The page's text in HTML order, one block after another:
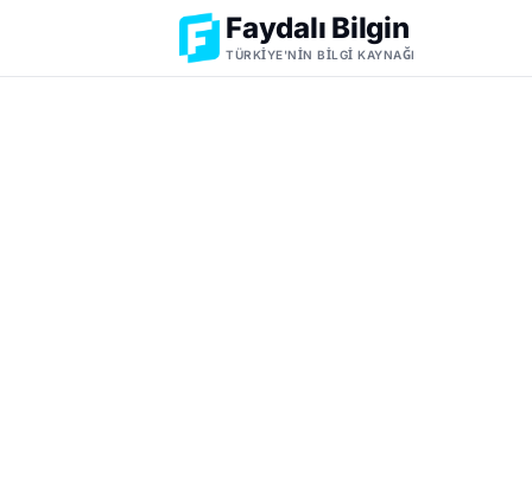
Faydalı Bilgin
TÜRKIYE'NIN BILGI KAYNAĞI